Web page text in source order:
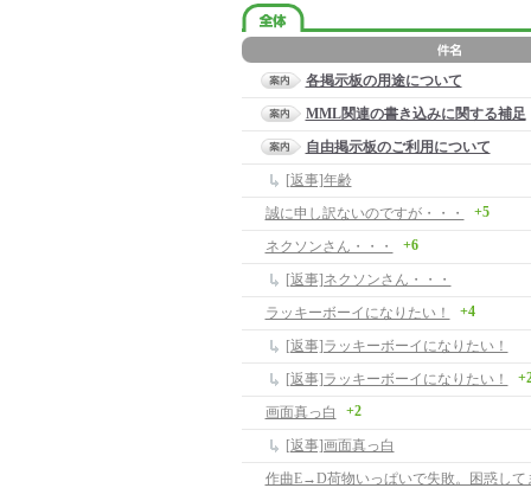
各掲示板の用途について
MML関連の書き込みに関する補足
自由掲示板のご利用について
[返事]年齢
誠に申し訳ないのですが・・・
+5
ネクソンさん・・・ +6
[返事]ネクソンさん・・・
ラッキーボーイになりたい！
+4
[返事]ラッキーボーイになりたい！
[返事]ラッキーボーイになりたい！
画面真っ白 +2
[返事]画面真っ白
作曲E→D荷物いっぱいで失敗。困惑して